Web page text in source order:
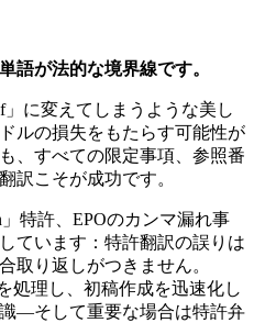
語が法的な境界線です。
」に変えてしまうような美し
ルの損失をもたらす可能性が
、すべての限定事項、参照番
訳こそが成功です。
特許、EPOのカンマ漏れ事
ています：特許翻訳の誤りは
取り返しがつきません。
処理し、初稿作成を迅速化し
—そして重要な場合は特許弁